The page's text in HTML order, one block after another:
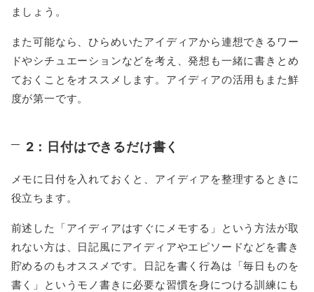
ましょう。
また可能なら、ひらめいたアイディアから連想できるワー
ドやシチュエーションなどを考え、発想も一緒に書きとめ
ておくことをオススメします。アイディアの活用もまた鮮
度が第一です。
2：日付はできるだけ書く
メモに日付を入れておくと、アイディアを整理するときに
役立ちます。
前述した「アイディアはすぐにメモする」という方法が取
れない方は、日記風にアイディアやエピソードなどを書き
貯めるのもオススメです。日記を書く行為は「毎日ものを
書く」というモノ書きに必要な習慣を身につける訓練にも